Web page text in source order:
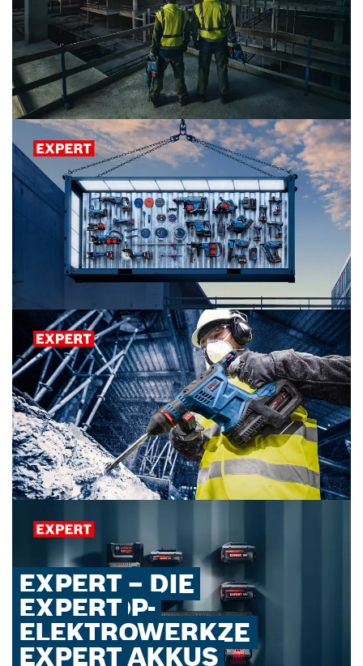
ENGINEERED FOR
ACTION
EXPERT – DIE
NEUE TOP-
LEISTUNGSKLASS
E
EXPERT
ELEKTROWERKZE
UGE
EXPERT AKKUS